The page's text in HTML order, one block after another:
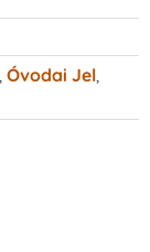
Óvodai Jel